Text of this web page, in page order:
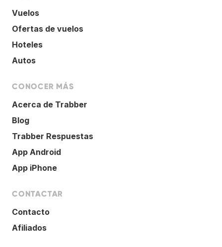
Vuelos
Ofertas de vuelos
Hoteles
Autos
CONOCER MÁS
Acerca de Trabber
Blog
Trabber Respuestas
App Android
App iPhone
CONTACTAR
Contacto
Afiliados